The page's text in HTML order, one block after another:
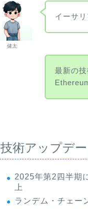
健太
イーサ
最新の
技術アップデー
2025年第2四半期
上
ランデム・チェー